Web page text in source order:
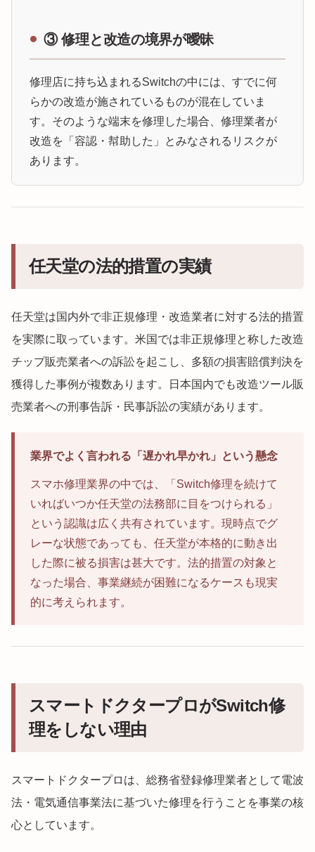
③ 修理と改造の境界が曖昧
修理店に持ち込まれるSwitchの中には、すでに何
らかの改造が施されているものが混在していま
す。そのような端末を修理した場合、修理業者が
改造を「容認・幇助した」とみなされるリスクが
あります。
任天堂の法的措置の実績
任天堂は国内外で非正規修理・改造業者に対する法的措置
を実際に取っています。米国では非正規修理と称した改造
チップ販売業者への訴訟を起こし、多額の損害賠償判決を
獲得した事例が複数あります。日本国内でも改造ツール販
売業者への刑事告訴・民事訴訟の実績があります。
業界でよく言われる「遅かれ早かれ」という懸念
スマホ修理業界の中では、「Switch修理を続けて
いればいつか任天堂の法務部に目をつけられる」
という認識は広く共有されています。現時点でグ
レーな状態であっても、任天堂が本格的に動き出
した際に被る損害は甚大です。法的措置の対象と
なった場合、事業継続が困難になるケースも現実
的に考えられます。
スマートドクタープロがSwitch修
理をしない理由
スマートドクタープロは、総務省登録修理業者として電波
法・電気通信事業法に基づいた修理を行うことを事業の核
心としています。